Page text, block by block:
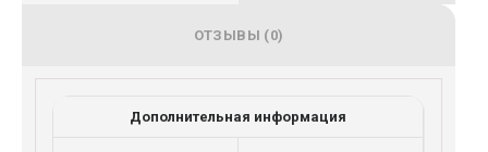
ОТЗЫВЫ (0)
Дополнительная информация